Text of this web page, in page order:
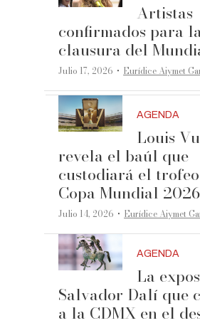
Artistas
confirmados para
clausura del
Julio 17, 2026 ·Eurídice Aiymet
AGENDA
Louis
revela el baúl que
custodiará el
Copa Mundial 2026
Julio 14, 2026 ·Eurídice Aiymet
AGENDA
La
Salvador Dalí que
a la CDMX en el